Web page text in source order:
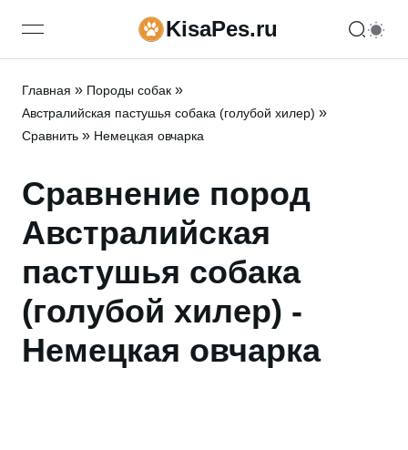
open navigation menuKisaPes.ru
Главная » Породы собак »
Австралийская пастушья собака (голубой хилер) »
Сравнить » Немецкая овчарка
Сравнение пород
Австралийская
пастушья собака
(голубой хилер) -
Немецкая овчарка